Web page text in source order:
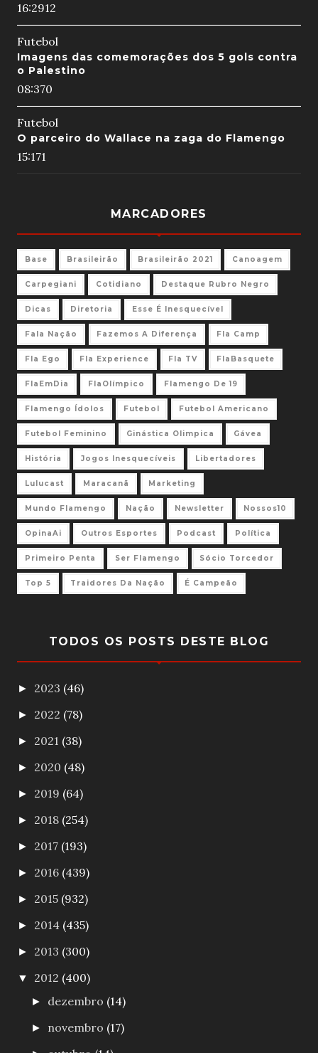
16:2912
Futebol
Imagens das comemorações dos 5 gols contra
o Palestino
08:370
Futebol
O parceiro do Wallace na zaga do Flamengo
15:171
MARCADORES
Base Brasileirão Brasileirão 2021 Canoagem
Carpegiani Cotidiano Destaque Rubro Negro
Dicas Diretoria Esse É Inesquecível
Fala Nação Fazemos A Diferença Fla Camp
Fla Ego Fla Experience Fla TV FlaBasquete
FlaEmDia FlaOlímpico Flamengo De 19
Flamengo Ídolos Futebol Futebol Americano
Futebol Feminino Ginástica Olimpica Gávea
História Jogos Inesquecíveis Libertadores
Lulucast Maracanã Marketing
Mundo Flamengo Nação Newsletter Nossos10
OpinaAi Outros Esportes Podcast Política
Primeiro Penta Ser Flamengo Sócio Torcedor
Top 5 Traidores Da Nação É Campeão
TODOS OS POSTS DESTE BLOG
► 2023 (46)
► 2022 (78)
► 2021 (38)
► 2020 (48)
► 2019 (64)
► 2018 (254)
► 2017 (193)
► 2016 (439)
► 2015 (932)
► 2014 (435)
► 2013 (300)
▼ 2012 (400)
► dezembro (14)
► novembro (17)